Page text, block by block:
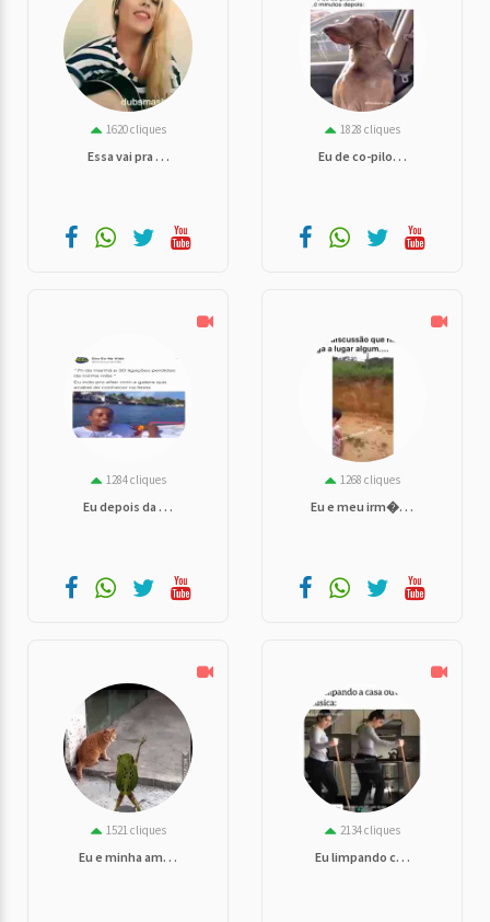
1620 cliques
Essa vai pra . . .
1828 cliques
Eu de co-pilo. . .
1284 cliques
Eu depois da . . .
1268 cliques
Eu e meu irm�. . .
1521 cliques
Eu e minha am. . .
2134 cliques
Eu limpando c. . .